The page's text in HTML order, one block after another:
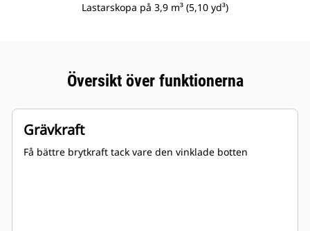
Lastarskopa på 3,9 m³ (5,10 yd³)
Översikt över funktionerna
Grävkraft
Få bättre brytkraft tack vare den vinklade botten